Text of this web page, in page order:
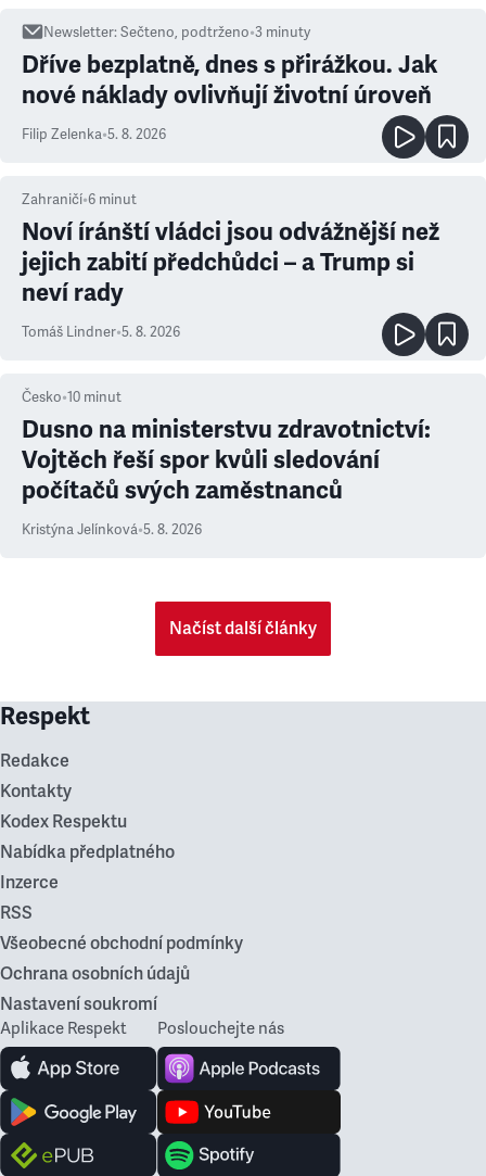
Newsletter:Sečteno, podtrženo•3 minuty
Dříve bezplatně, dnes s přirážkou. Jak
nové náklady ovlivňují životní úroveň
Filip Zelenka•5. 8. 2026
Zahraničí•6 minut
Noví íránští vládci jsou odvážnější než
jejich zabití předchůdci – a Trump si
neví rady
Tomáš Lindner•5. 8. 2026
Česko•10 minut
Dusno na ministerstvu zdravotnictví:
Vojtěch řeší spor kvůli sledování
počítačů svých zaměstnanců
Kristýna Jelínková•5. 8. 2026
Načíst další články
Respekt
Redakce
Kontakty
Kodex Respektu
Nabídka předplatného
Inzerce
RSS
Všeobecné obchodní podmínky
Ochrana osobních údajů
Nastavení soukromí
Aplikace Respekt Poslouchejte nás